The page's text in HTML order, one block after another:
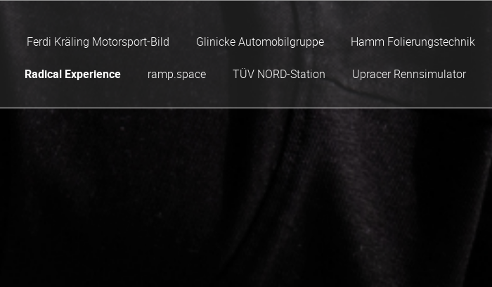
Ferdi Kräling Motorsport-Bild Glinicke Automobilgruppe Hamm Folierungstechnik
Radical Experience ramp.space TÜV NORD-Station Upracer Rennsimulator